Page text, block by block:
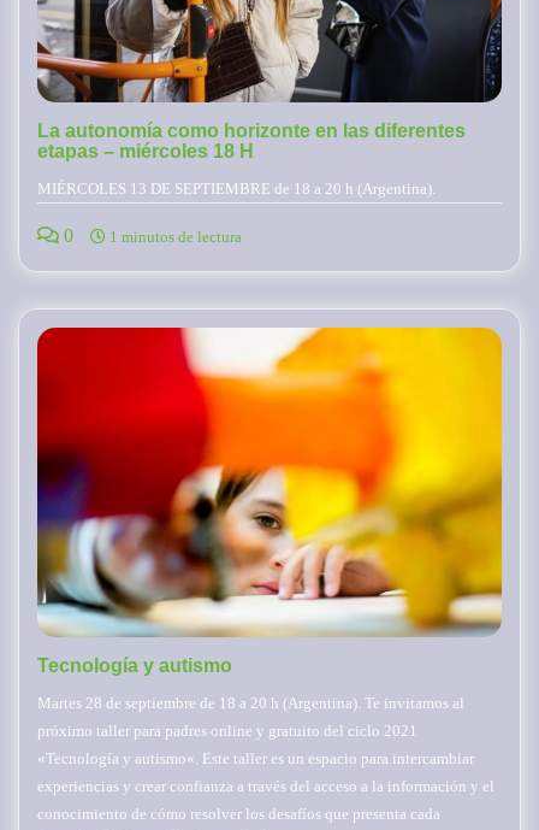
La autonomía como horizonte en las diferentes
etapas – miércoles 18 H
MIÉRCOLES 13 DE SEPTIEMBRE de 18 a 20 h (Argentina).
0 1 minutos de lectura
Tecnología y autismo
Martes 28 de septiembre de 18 a 20 h (Argentina). Te invitamos al
próximo taller para padres online y gratuito del ciclo 2021
«Tecnología y autismo«. Este taller es un espacio para intercambiar
experiencias y crear confianza a través del acceso a la información y el
conocimiento de cómo resolver los desafíos que presenta cada